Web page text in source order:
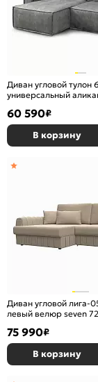
Диван угловой тулон 6
универсальный
60 590₽
В корзину
Диван угловой лига-
левый велюр seven
75 990₽
В корзину